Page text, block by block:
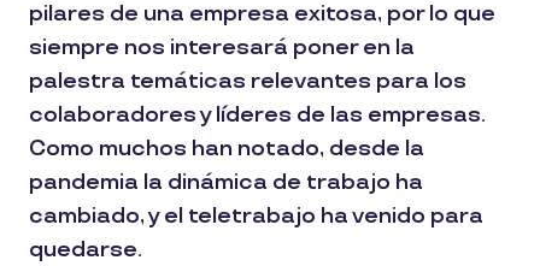
pilares de una empresa exitosa, por lo que
siempre nos interesará poner en la
palestra temáticas relevantes para los
colaboradores y líderes de las empresas.
Como muchos han notado, desde la
pandemia la dinámica de trabajo ha
cambiado, y el teletrabajo ha venido para
quedarse.